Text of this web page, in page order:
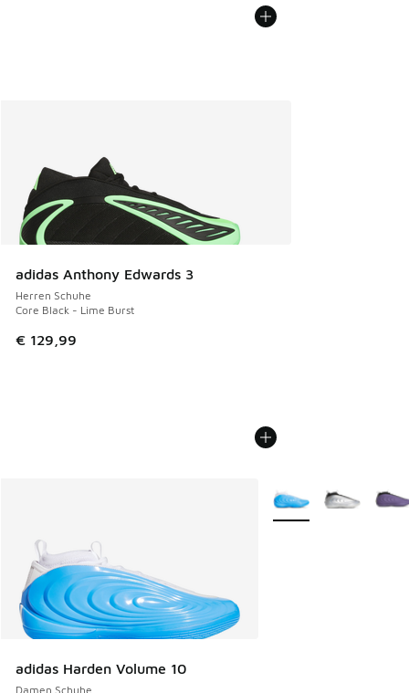
adidas Anthony Edwards 3
Herren Schuhe
Core Black - Lime Burst
€ 129,99
adidas Harden Volume 10
Damen Schuhe
Weitere Farben